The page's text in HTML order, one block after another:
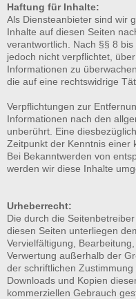
Haftung für Inhalte:
Als Diensteanbieter sind wir
Inhalte auf diesen Seiten
verantwortlich. Nach §§ 8
jedoch nicht verpflichtet,
Informationen zu
die auf eine rechtswidrige
Verpflichtungen zur
Informationen nach den
unberührt. Eine
Zeitpunkt der Kenntnis einer
Bei Bekanntwerden von
werden wir diese Inhalte
Urheberrecht:
Die durch die
diesen Seiten unterliegen
Vervielfältigung,
Verwertung außerhalb der
der schriftlichen Zustimmung
Downloads und Kopien
kommerziellen Gebrauch